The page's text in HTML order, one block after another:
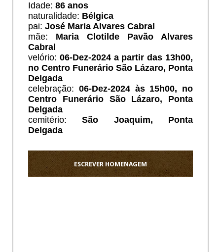
Idade: 86 anos
naturalidade: Bélgica
pai: José Maria Alvares Cabral
mãe: Maria Clotilde Pavão Alvares
Cabral
velório: 06-Dez-2024 a partir das 13h00,
no Centro Funerário São Lázaro, Ponta
Delgada
celebração: 06-Dez-2024 às 15h00, no
Centro Funerário São Lázaro, Ponta
Delgada
cemitério:
São Joaquim, Ponta
Delgada
ESCREVER HOMENAGEM